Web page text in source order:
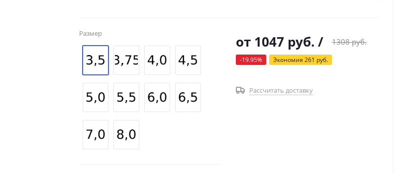
Размер от 1047 руб. / 1308 руб.
-19.95% Экономия 261 руб.
Рассчитать доставку